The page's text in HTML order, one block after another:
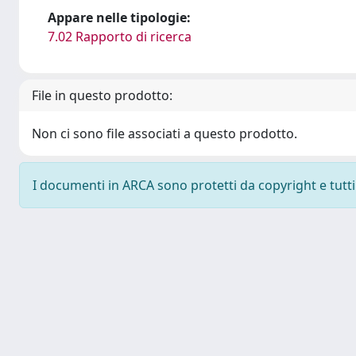
Appare nelle tipologie:
7.02 Rapporto di ricerca
File in questo prodotto:
Non ci sono file associati a questo prodotto.
I documenti in ARCA sono protetti da copyright e